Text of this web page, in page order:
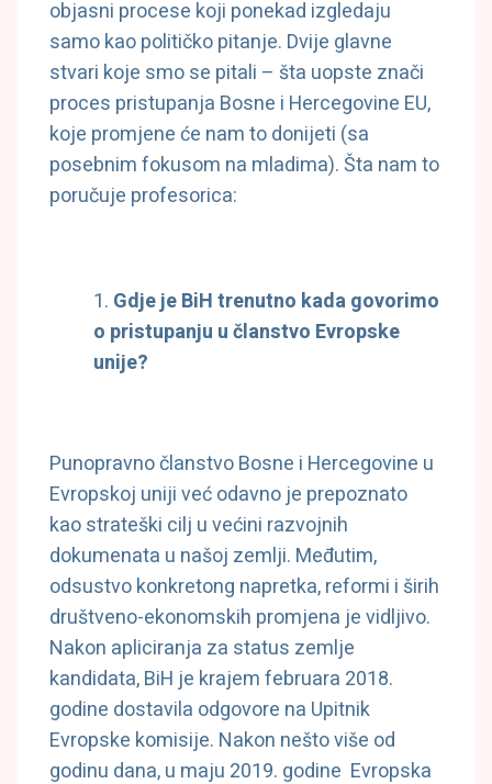
objasni procese koji ponekad izgledaju
samo kao političko pitanje. Dvije glavne
stvari koje smo se pitali – šta uopste znači
proces pristupanja Bosne i Hercegovine EU,
koje promjene će nam to donijeti (sa
posebnim fokusom na mladima). Šta nam to
poručuje profesorica:
Gdje je BiH trenutno kada govorimo
o pristupanju u članstvo Evropske
unije?
Punopravno članstvo Bosne i Hercegovine u
Evropskoj uniji već odavno je prepoznato
kao strateški cilj u većini razvojnih
dokumenata u našoj zemlji. Međutim,
odsustvo konkretong napretka, reformi i širih
društveno-ekonomskih promjena je vidljivo.
Nakon apliciranja za status zemlje
kandidata, BiH je krajem februara 2018.
godine dostavila odgovore na Upitnik
Evropske komisije. Nakon nešto više od
godinu dana, u maju 2019. godine Evropska